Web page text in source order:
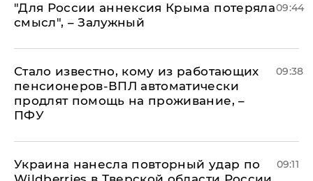
"Для России аннексия Крыма потеряла
смысл", – Залужный
09:44
Стало известно, кому из работающих
пенсионеров-ВПЛ автоматически
продлят помощь на проживание, –
ПФУ
09:38
Украина нанесла повторный удар по
09:11